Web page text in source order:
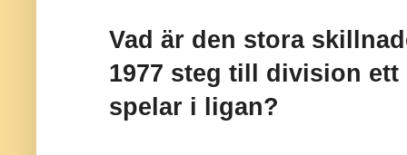
Vad är den stora
1977 steg till division
spelar i ligan?